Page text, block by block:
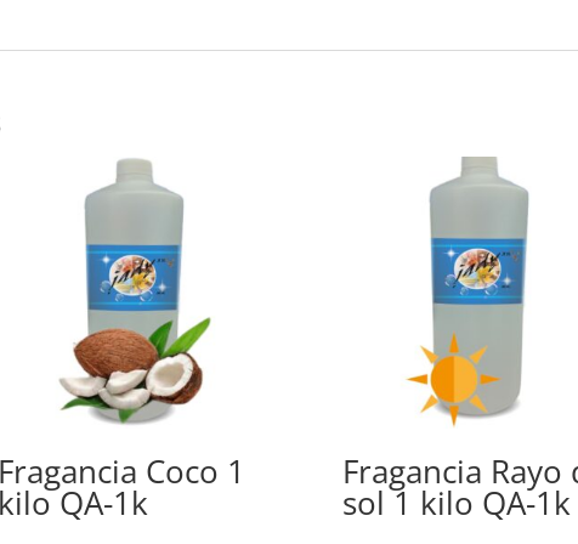
Fragancia Coco 1
kilo QA-1k
Fragancia Rayo
sol 1 kilo QA-1k